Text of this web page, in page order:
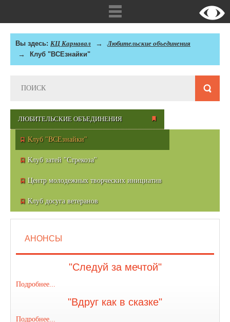
Вы здесь: КЦ Карнавал
Любительские объединения
Клуб "ВСЕзнайки"
ЛЮБИТЕЛЬСКИЕ ОБЪЕДИНЕНИЯ
Клуб "ВСЕзнайки"
Клуб затей "Стрекоза"
Центр молодежных творческих инициатив
Клуб досуга ветеранов
АНОНСЫ
"Следуй за мечтой"
Подробнее...
"Вдруг как в сказке"
Подробнее...